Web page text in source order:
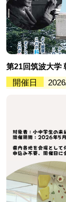
第21回筑波大学
開催日